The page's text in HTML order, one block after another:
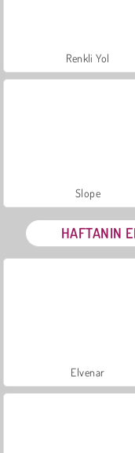
Renkli Yol
Slope
HAFTANIN
Elvenar